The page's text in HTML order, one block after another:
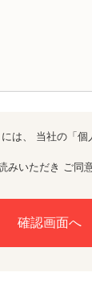
は、 当社の「
みいただき ご同
確認画面へ